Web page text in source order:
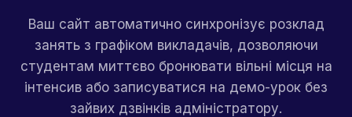
Ваш сайт автоматично синхронізує розклад
занять з графіком викладачів, дозволяючи
студентам миттєво бронювати вільні місця на
інтенсив або записуватися на демо-урок без
зайвих дзвінків адміністратору.